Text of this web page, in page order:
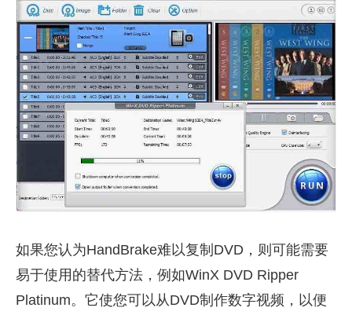
如果您认为HandBrake难以复制DVD，则可能需要
易于使用的替代方法，例如WinX DVD Ripper
Platinum。它使您可以从DVD制作数字视频，以便